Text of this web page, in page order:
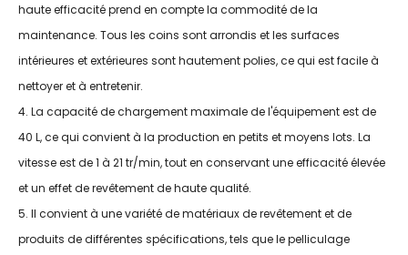
haute efficacité prend en compte la commodité de la
maintenance. Tous les coins sont arrondis et les surfaces
intérieures et extérieures sont hautement polies, ce qui est facile à
nettoyer et à entretenir.
4. La capacité de chargement maximale de l'équipement est de
40 L, ce qui convient à la production en petits et moyens lots. La
vitesse est de 1 à 21 tr/min, tout en conservant une efficacité élevée
et un effet de revêtement de haute qualité.
5. Il convient à une variété de matériaux de revêtement et de
produits de différentes spécifications, tels que le pelliculage